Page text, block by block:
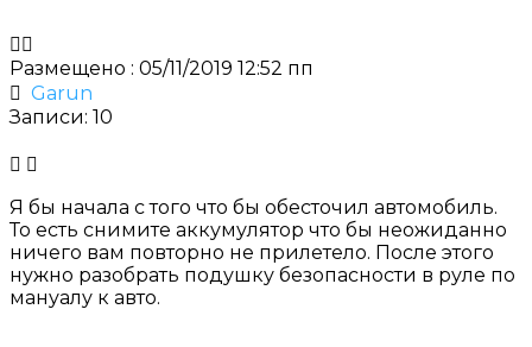
Размещено : 05/11/2019 12:52 пп
Garun
Записи: 10
Я бы начала с того что бы обесточил автомобиль.
То есть снимите аккумулятор что бы неожиданно
ничего вам повторно не прилетело. После этого
нужно разобрать подушку безопасности в руле по
мануалу к авто.